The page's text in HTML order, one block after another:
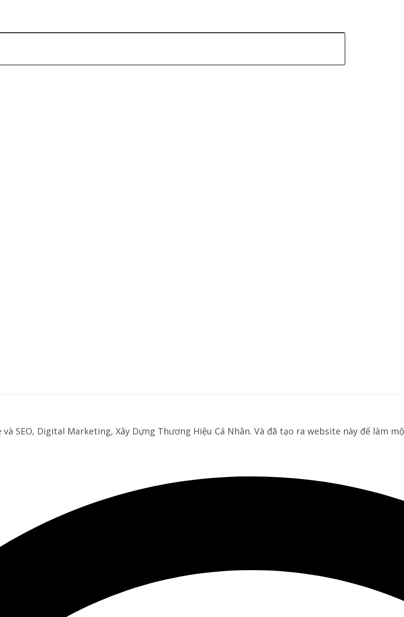
SEO, Digital Marketing, Xây Dựng Thương Hiệu Cá Nhân. Và đã tạo ra website này để